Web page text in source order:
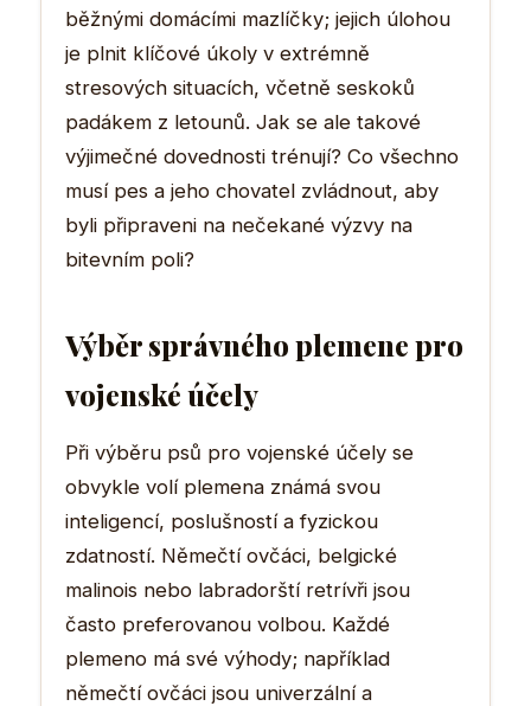
běžnými domácími mazlíčky; jejich úlohou
je plnit klíčové úkoly v extrémně
stresových situacích, včetně seskoků
padákem z letounů. Jak se ale takové
výjimečné dovednosti trénují? Co všechno
musí pes a jeho chovatel zvládnout, aby
byli připraveni na nečekané výzvy na
bitevním poli?
Výběr správného plemene pro
vojenské účely
Při výběru psů pro vojenské účely se
obvykle volí plemena známá svou
inteligencí, poslušností a fyzickou
zdatností. Němečtí ovčáci, belgické
malinois nebo labradorští retrívři jsou
často preferovanou volbou. Každé
plemeno má své výhody; například
němečtí ovčáci jsou univerzální a